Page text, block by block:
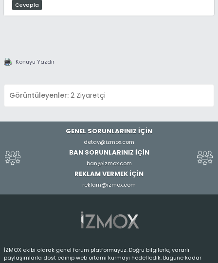
Cevapla
Konuyu Yazdır
Görüntüleyenler: 2 Ziyaretçi
GENEL SORUNLARINIZ İÇİN
detay@izmox.com
BAN SORUNLARINIZ İÇİN
ban@izmox.com
REKLAM VERMEK İÇİN
reklam@izmox.com
İZMOX ekibi olarak genel forum platformuyuz. Doğru bilgilerle, yararlı
paylaşımlarla dost edinip web ortamı kurmayı hedefledik. Bugüne kadar